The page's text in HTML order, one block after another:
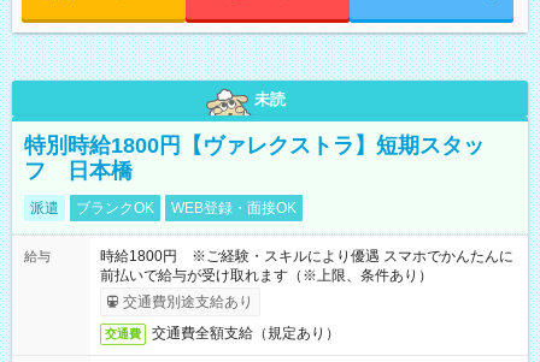
未読
特別時給1800円【ヴァレクストラ】短期スタッ
フ 日本橋
派遣 ブランクOK WEB登録・面接OK
給与
時給1800円 ※ご経験・スキルにより優遇 スマホでかんたんに
前払いで給与が受け取れます（※上限、条件あり）
交通費別途支給あり
交通費 交通費全額支給（規定あり）